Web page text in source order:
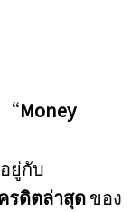
“Money
ยู่กับ
รดิตล่าสุดของ